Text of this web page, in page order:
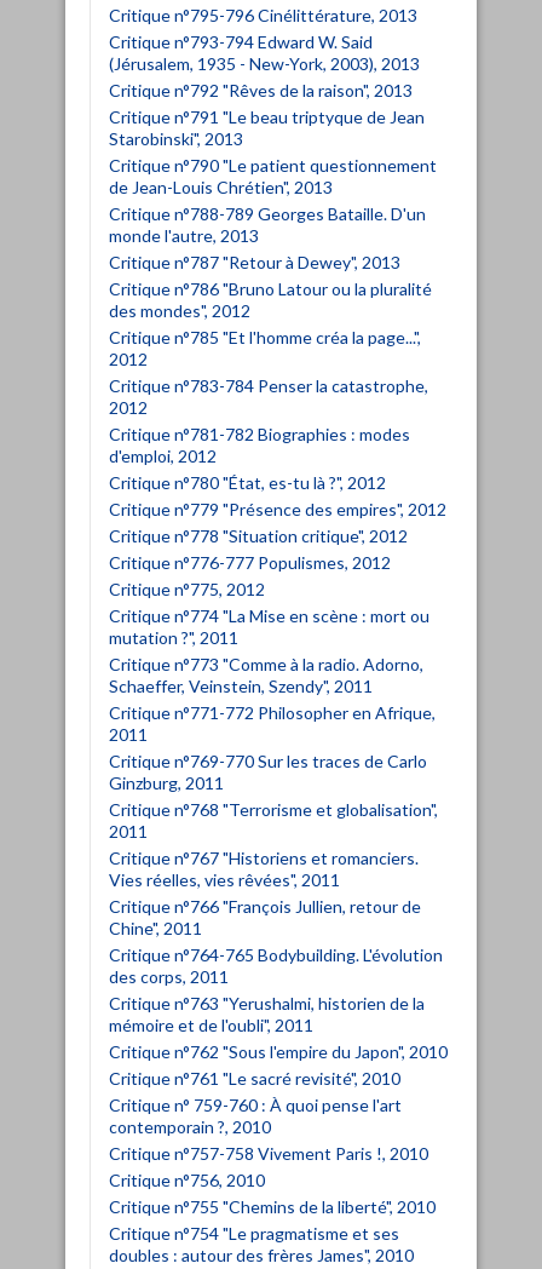
Critique n°795-796 Cinélittérature, 2013
Critique n°793-794 Edward W. Said
(Jérusalem, 1935 - New-York, 2003), 2013
Critique n°792 "Rêves de la raison", 2013
Critique n°791 "Le beau triptyque de Jean
Starobinski", 2013
Critique n°790 "Le patient questionnement
de Jean-Louis Chrétien", 2013
Critique n°788-789 Georges Bataille. D'un
monde l'autre, 2013
Critique n°787 "Retour à Dewey", 2013
Critique n°786 "Bruno Latour ou la pluralité
des mondes", 2012
Critique n°785 "Et l'homme créa la page...",
2012
Critique n°783-784 Penser la catastrophe,
2012
Critique n°781-782 Biographies : modes
d'emploi, 2012
Critique n°780 "État, es-tu là ?", 2012
Critique n°779 "Présence des empires", 2012
Critique n°778 "Situation critique", 2012
Critique n°776-777 Populismes, 2012
Critique n°775, 2012
Critique n°774 "La Mise en scène : mort ou
mutation ?", 2011
Critique n°773 "Comme à la radio. Adorno,
Schaeffer, Veinstein, Szendy", 2011
Critique n°771-772 Philosopher en Afrique,
2011
Critique n°769-770 Sur les traces de Carlo
Ginzburg, 2011
Critique n°768 "Terrorisme et globalisation",
2011
Critique n°767 "Historiens et romanciers.
Vies réelles, vies rêvées", 2011
Critique n°766 "François Jullien, retour de
Chine", 2011
Critique n°764-765 Bodybuilding. L'évolution
des corps, 2011
Critique n°763 "Yerushalmi, historien de la
mémoire et de l'oubli", 2011
Critique n°762 "Sous l'empire du Japon", 2010
Critique n°761 "Le sacré revisité", 2010
Critique n° 759-760 : À quoi pense l'art
contemporain ?, 2010
Critique n°757-758 Vivement Paris !, 2010
Critique n°756, 2010
Critique n°755 "Chemins de la liberté", 2010
Critique n°754 "Le pragmatisme et ses
doubles : autour des frères James", 2010